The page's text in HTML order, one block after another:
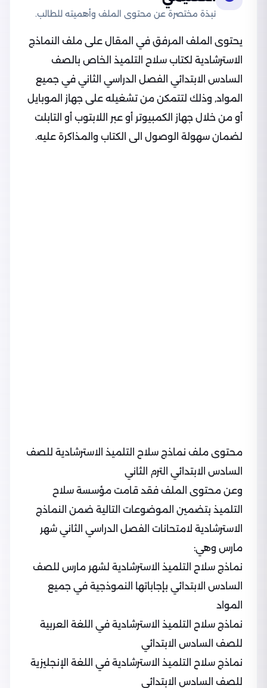
نبذة مختصرة عن محتوى الملف وأهميته للطالب.
يحتوى الملف المرفق في المقال على ملف النماذج
الاسترشادية لكتاب سلاح التلميذ الخاص بالصف
السادس الابتدائي الفصل الدراسي الثاني في جميع
المواد, وذلك لتتمكن من تشغيله على جهاز الموبايل
أو من خلال جهاز الكمبيوتر أو عبر اللابتوب أو التابلت
لضمان سهولة الوصول الى الكتاب والمذاكرة عليه.
محتوى ملف نماذج سلاح التلميذ الاسترشادية للصف
السادس الابتدائي الترم الثاني
وعن محتوى الملف فقد قامت مؤسسة سلاح
التلميذ بتضمين الموضوعات التالية ضمن النماذج
الاسترشادية لامتحانات الفصل الدراسي الثاني شهر
مارس وهي:
نماذج سلاح التلميذ الاسترشادية لشهر مارس للصف
السادس الابتدائي بإجاباتها النموذجية في جميع
المواد
نماذج سلاح التلميذ الاسترشادية في اللغة العربية
للصف السادس الابتدائي
نماذج سلاح التلميذ الاسترشادية في اللغة الإنجليزية
للصف السادس الابتدائي